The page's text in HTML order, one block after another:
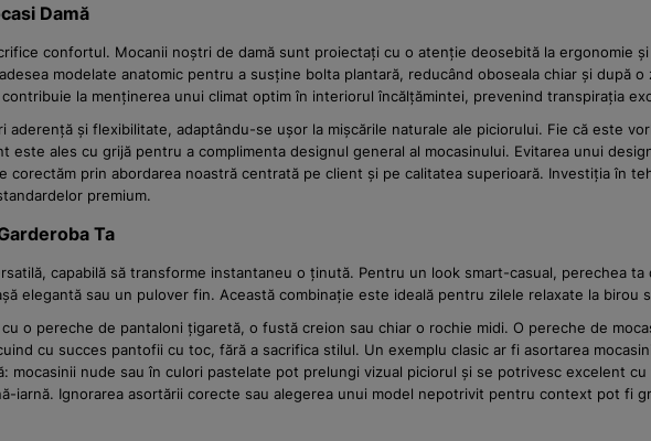
Damă
confortul. Mocanii noștri de damă sunt proiectați cu o atenție deosebită la ergonomie
modelate anatomic pentru a susține bolta plantară, reducând oboseala chiar și după
la menținerea unui climat optim în interiorul încălțămintei, prevenind transpirația
aderență și flexibilitate, adaptându-se ușor la mișcările naturale ale piciorului. Fie că este
ales cu grijă pentru a complimenta designul general al mocasinului. Evitarea unui
prin abordarea noastră centrată pe client și pe calitatea superioară. Investiția în
premium.
Ta
capabilă să transforme instantaneu o ținută. Pentru un look smart-casual, perechea
elegantă sau un pulover fin. Această combinație este ideală pentru zilele relaxate la birou
o pereche de pantaloni țigaretă, o fustă creion sau chiar o rochie midi. O pereche de
cu succes pantofii cu toc, fără a sacrifica stilul. Un exemplu clasic ar fi asortarea
mocasinii nude sau în culori pastelate pot prelungi vizual piciorul și se potrivesc excelent
iarnă. Ignorarea asortării corecte sau alegerea unui model nepotrivit pentru context pot fi